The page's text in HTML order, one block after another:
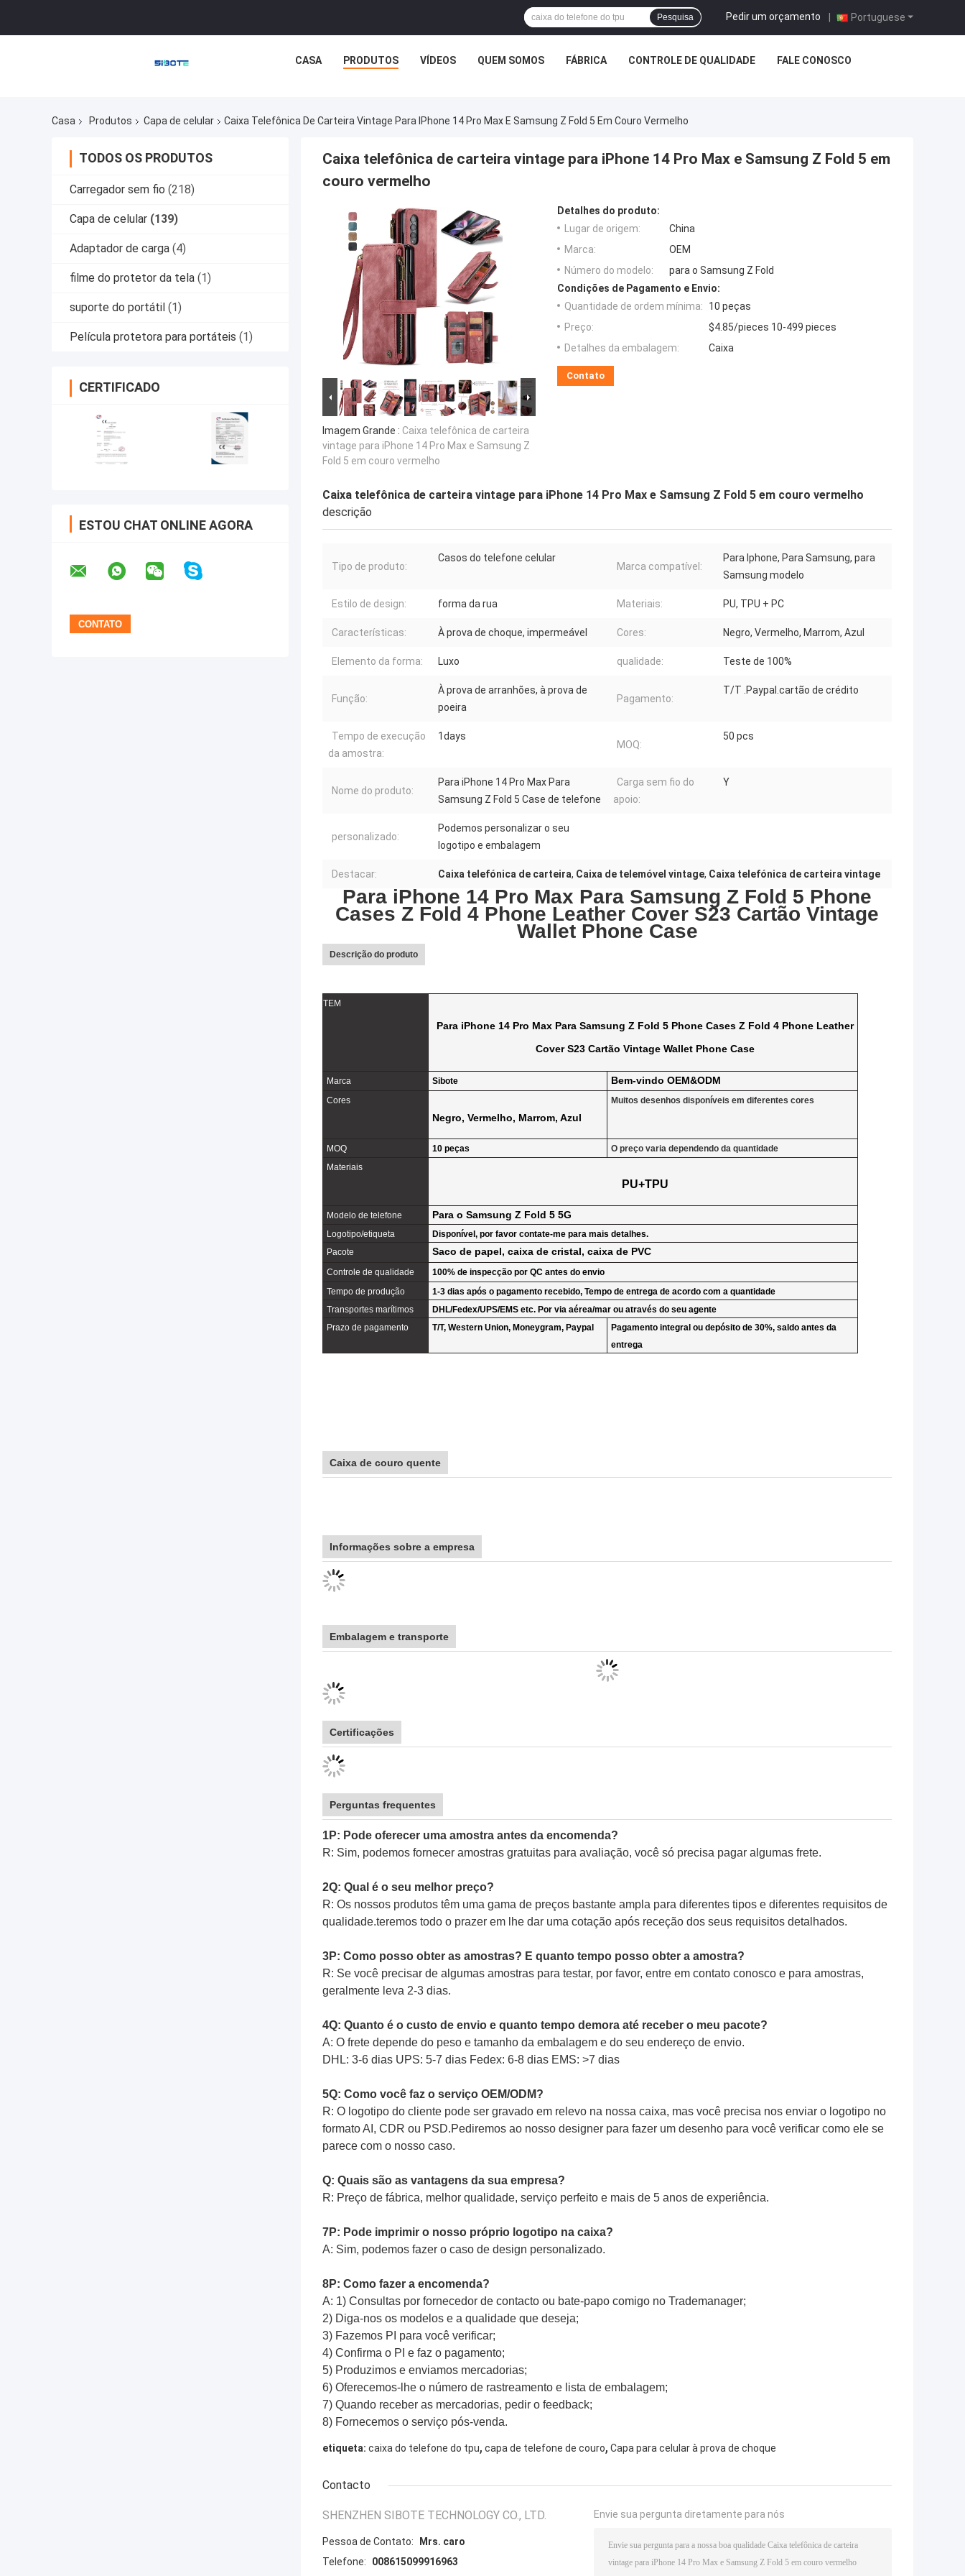
Portuguese
Pedir um orçamento |
Pesquisa
CASA PRODUTOS VÍDEOS QUEM SOMOS FÁBRICA CONTROLE DE QUALIDADE FALE CONOSCO
Casa Produtos Capa de celular Caixa Telefônica De Carteira Vintage Para IPhone 14 Pro Max E Samsung Z Fold 5 Em Couro Vermelho
TODOS OS PRODUTOS
Carregador sem fio (218)
Capa de celular (139)
Adaptador de carga (4)
filme do protetor da tela (1)
suporte do portátil (1)
Película protetora para portáteis (1)
CERTIFICADO
ESTOU CHAT ONLINE AGORA
Caixa telefônica de carteira vintage para iPhone 14 Pro Max e Samsung Z Fold 5 em
couro vermelho
Imagem Grande : Caixa telefônica de carteira
vintage para iPhone 14 Pro Max e Samsung Z
Fold 5 em couro vermelho
Detalhes do produto:
Lugar de origem:
China
Marca:
OEM
Número do modelo:
para o Samsung Z Fold
Condições de Pagamento e Envio:
Quantidade de ordem mínima:
10 peças
Preço:
$4.85/pieces 10-499 pieces
Detalhes da embalagem:
Caixa
Contato
Caixa telefônica de carteira vintage para iPhone 14 Pro Max e Samsung Z Fold 5 em couro vermelho
descrição
Tipo de produto:
Casos do telefone celular
Marca compatível:
Para Iphone, Para Samsung, para
Samsung modelo
Estilo de design: forma da rua Materiais: PU, TPU + PC
Características: À prova de choque, impermeável Cores: Negro, Vermelho, Marrom, Azul
Elemento da forma: Luxo qualidade: Teste de 100%
Função:
À prova de arranhões, à prova de
poeira
Pagamento:
T/T .Paypal.cartão de crédito
Tempo de execução
da amostra:
1days
MOQ:
50 pcs
Nome do produto:
Para iPhone 14 Pro Max Para
Samsung Z Fold 5 Case de telefone
Carga sem fio do
apoio:
Y
personalizado:
Podemos personalizar o seu
logotipo e embalagem
Destacar: Caixa telefónica de carteira, Caixa de telemóvel vintage, Caixa telefónica de carteira vintage
Para iPhone 14 Pro Max Para Samsung Z Fold 5 Phone
Cases Z Fold 4 Phone Leather Cover S23 Cartão Vintage
Wallet Phone Case
Descrição do produto
TEM
Para iPhone 14 Pro Max Para Samsung Z Fold 5 Phone Cases Z Fold 4 Phone Leather
Cover S23 Cartão Vintage Wallet Phone Case
Marca Sibote Bem-vindo OEM&ODM
Cores
Negro, Vermelho, Marrom, Azul
Muitos desenhos disponíveis em diferentes cores
MOQ 10 peças
O preço varia dependendo da quantidade
Materiais
PU+TPU
Modelo de telefone Para o Samsung Z Fold 5 5G
Logotipo/etiqueta
Disponível, por favor contate-me para mais detalhes.
Pacote
Saco de papel, caixa de cristal, caixa de PVC
Controle de qualidade
100% de inspecção por QC antes do envio
Tempo de produção
1-3 dias após o pagamento recebido, Tempo de entrega de acordo com a quantidade
Transportes marítimos
DHL/Fedex/UPS/EMS etc. Por via aérea/mar ou através do seu agente
Prazo de pagamento
T/T, Western Union, Moneygram, Paypal
Pagamento integral ou depósito de 30%, saldo antes da
entrega